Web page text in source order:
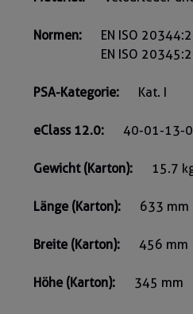
Normen:
EN ISO
EN ISO
PSA-Kategorie: Kat. I
eClass 12.0: 40-01-13-
Gewicht (Karton): 15.7
Länge (Karton): 633 mm
Breite (Karton): 456 mm
Höhe (Karton): 345 mm